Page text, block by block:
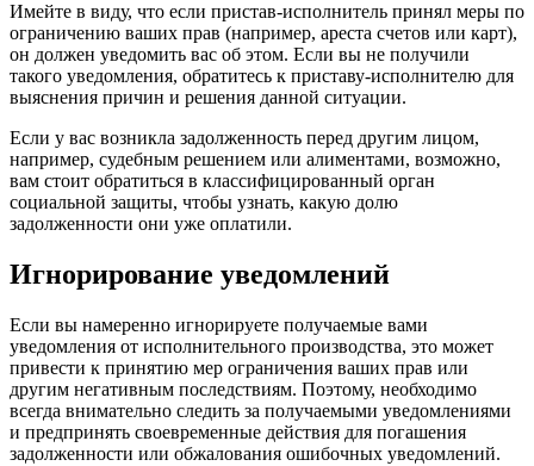
Имейте в виду, что если пристав-исполнитель принял меры по
ограничению ваших прав (например, ареста счетов или карт),
он должен уведомить вас об этом. Если вы не получили
такого уведомления, обратитесь к приставу-исполнителю для
выяснения причин и решения данной ситуации.
Если у вас возникла задолженность перед другим лицом,
например, судебным решением или алиментами, возможно,
вам стоит обратиться в классифицированный орган
социальной защиты, чтобы узнать, какую долю
задолженности они уже оплатили.
Игнорирование уведомлений
Если вы намеренно игнорируете получаемые вами
уведомления от исполнительного производства, это может
привести к принятию мер ограничения ваших прав или
другим негативным последствиям. Поэтому, необходимо
всегда внимательно следить за получаемыми уведомлениями
и предпринять своевременные действия для погашения
задолженности или обжалования ошибочных уведомлений.